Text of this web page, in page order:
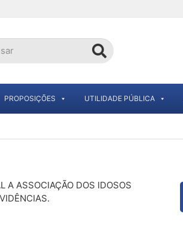
PROPOSIÇÕES UTILIDADE PÚBLICA
A ASSOCIAÇÃO DOS IDOSOS